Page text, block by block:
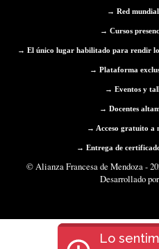
→ Red mundial
→ Cursos
→ El único lugar habilitado para rendir
→ Plataforma
→ Eventos y
→ Docentes
→ Acceso gratuito a
→ Entrega de
© Alianza Francesa de Mendoza -
Desarrollado
Lo
Lo